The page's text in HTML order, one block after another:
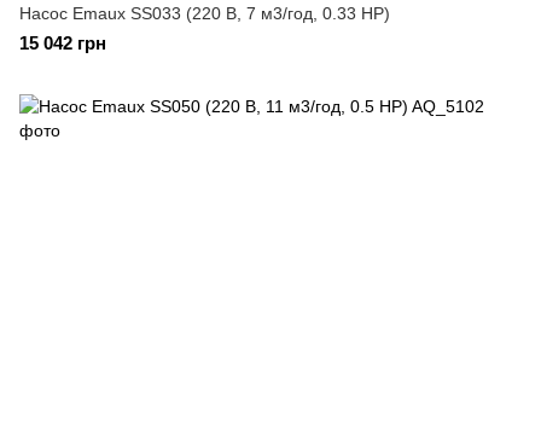
Насос Emaux SS033 (220 В, 7 м3/год, 0.33 HP)
15 042 грн